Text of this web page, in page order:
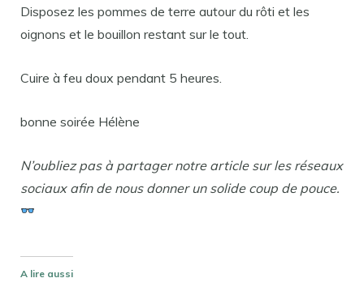
Disposez les pommes de terre autour du rôti et les
oignons et le bouillon restant sur le tout.
Cuire à feu doux pendant 5 heures.
bonne soirée Hélène
N’oubliez pas à partager notre article sur les réseaux
sociaux afin de nous donner un solide coup de pouce.
A lire aussi